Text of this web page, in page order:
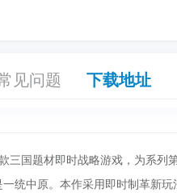
见问题 下载地址
三国题材即时战略游戏，为系列
统中原。本作采用即时制革新